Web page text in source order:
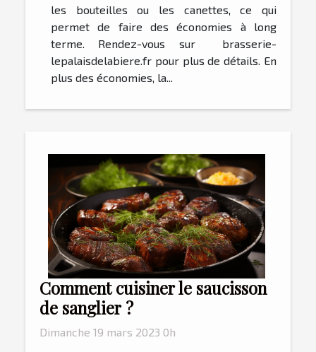
les bouteilles ou les canettes, ce qui
permet de faire des économies à long
terme. Rendez-vous sur brasserie-
lepalaisdelabiere.fr pour plus de détails. En
plus des économies, la...
Comment cuisiner le saucisson
de sanglier ?
Dimanche 19 mars 2023 0h